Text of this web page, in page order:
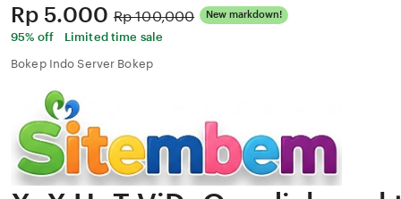
Price:
Rp 5.000 Original
Price:
Rp 100,000 New markdown!
95% off
Limited time sale
Bokep Indo Server Bokep